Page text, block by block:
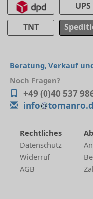
UPS
TNT
Beratung, Verkauf
Noch Fragen?
+49 (0)40 537
info
Rechtliches
Datenschutz
Widerruf
AGB